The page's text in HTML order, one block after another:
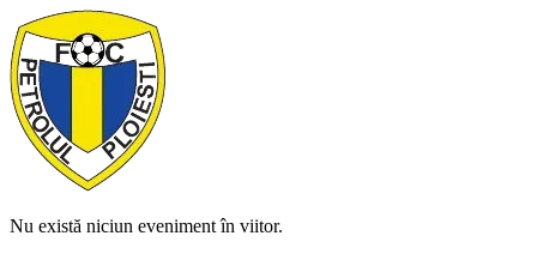
Nu există niciun eveniment în viitor.